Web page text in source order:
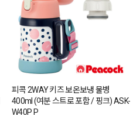
피콕 2WAY 키즈 보온보냉 물병
400ml (여분 스트로 포함 / 핑크) ASK-
W40P P